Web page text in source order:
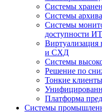
Cистемы
Системы
Системы
доступности
Виртуализация
и СХД
Системы
Решение по
Тонкие клиенты
Платформа
Системы